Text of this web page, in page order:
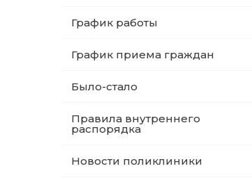
График работы
График приема граждан
Было-стало
Правила внутреннего
распорядка
Новости поликлиники